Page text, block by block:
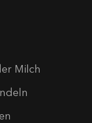
Milch